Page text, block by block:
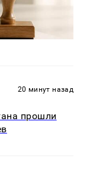
20 минут назад
прошли